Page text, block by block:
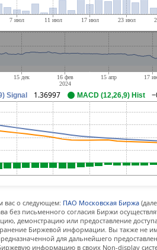
Signal 1.36997 MACD (12,26,9) Hist
вас о следующем: ПАО Московская Биржа
без письменного согласия Биржи
демонстрацию или предоставление
Биржевой информации. Вы также не
для дальнейшего
информацию в своих Non-display